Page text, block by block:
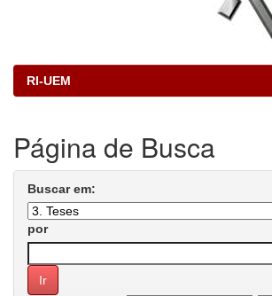
RI-UEM
Página de Busca
Buscar em:
por